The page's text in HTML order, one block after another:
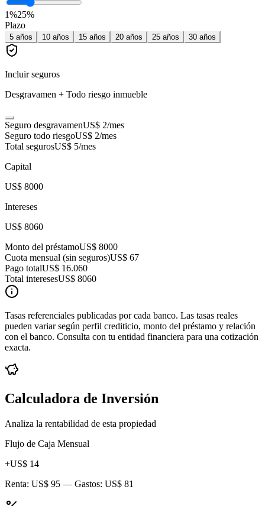
1%25%
Plazo
5 años 10 años 15 años 20 años 25 años 30 años
Incluir seguros
Desgravamen + Todo riesgo inmueble
Seguro desgravamenUS$ 2/mes
Seguro todo riesgoUS$ 2/mes
Total segurosUS$ 5/mes
Capital
US$ 8000
Intereses
US$ 8060
Monto del préstamoUS$ 8000
Cuota mensual (sin seguros)US$ 67
Pago totalUS$ 16.060
Total interesesUS$ 8060
Tasas referenciales publicadas por cada banco. Las tasas reales
pueden variar según perfil crediticio, monto del préstamo y relación
con el banco. Consulta con tu entidad financiera para una cotización
exacta.
Calculadora de Inversión
Analiza la rentabilidad de esta propiedad
Flujo de Caja Mensual
+US$ 14
Renta: US$ 95 — Gastos: US$ 81